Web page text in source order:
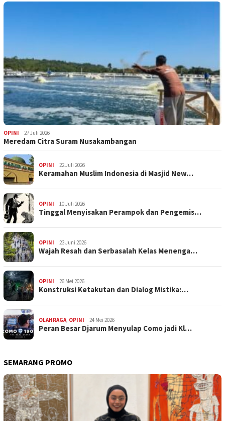
OPINI 27 Juli 2026
Meredam Citra Suram Nusakambangan
OPINI 22 Juli 2026
Keramahan Muslim Indonesia di Masjid New…
OPINI 10 Juli 2026
Tinggal Menyisakan Perampok dan Pengemis…
OPINI 23 Juni 2026
Wajah Resah dan Serbasalah Kelas Menenga…
OPINI 26 Mei 2026
Konstruksi Ketakutan dan Dialog Mistika:…
OLAHRAGA, OPINI 24 Mei 2026
Peran Besar Djarum Menyulap Como jadi Kl…
SEMARANG PROMO